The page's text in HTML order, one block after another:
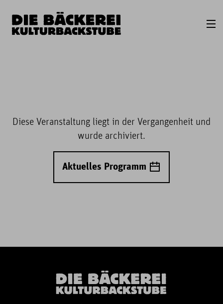
Diese Veranstaltung liegt in der Vergangenheit und
wurde archiviert.
Aktuelles Programm